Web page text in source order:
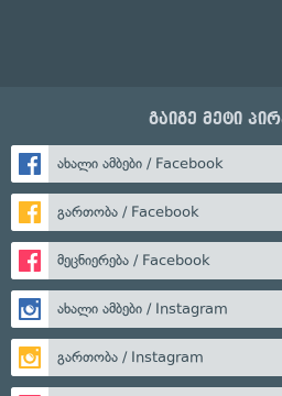
გაიგე მეტი
ახალი ამბები / Facebook
გართობა / Facebook
მეცნიერება / Facebook
ახალი ამბები / Instagram
გართობა / Instagram